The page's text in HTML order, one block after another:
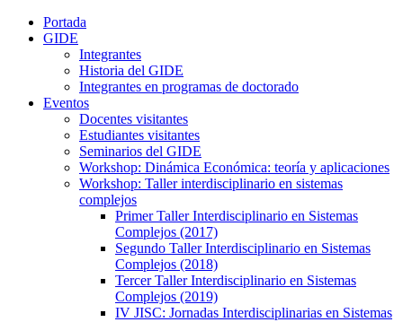
Portada
GIDE
Integrantes
Historia del GIDE
Integrantes en programas de doctorado
Eventos
Docentes visitantes
Estudiantes visitantes
Seminarios del GIDE
Workshop: Dinámica Económica: teoría y aplicaciones
Workshop: Taller interdisciplinario en sistemas
complejos
Primer Taller Interdisciplinario en Sistemas
Complejos (2017)
Segundo Taller Interdisciplinario en Sistemas
Complejos (2018)
Tercer Taller Interdisciplinario en Sistemas
Complejos (2019)
IV JISC: Jornadas Interdisciplinarias en Sistemas